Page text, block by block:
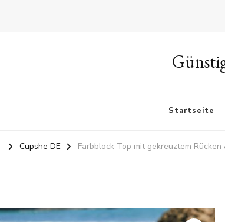
Startseite
Cupshe DE Farbblock Top mit gekreuztem